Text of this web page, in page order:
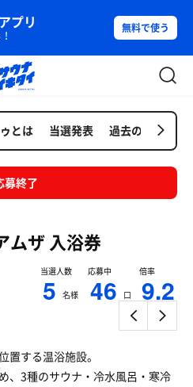
プリ 無料で使う
とは 当選発表 過去の抽選会
募終了
ムザ入浴券
当選人数
5 名様
応募中
46 口
倍率
9.2
置する温浴施設。
、3種のサウナ・冷水風呂・寒冷